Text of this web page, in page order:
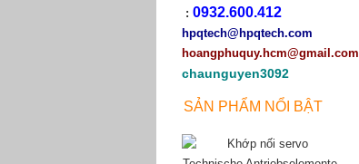
: 0932.600.412
hpqtech@hpqtech.com
hoangphuquy.hcm@gmail.com
chaunguyen3092
SẢN PHẨM NỔI BẬT